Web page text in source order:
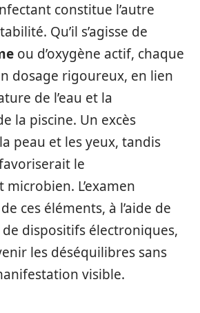
constitue l’autre
Qu’il s’agisse de
ou d’oxygène actif, chaque
dosage rigoureux, en lien
de l’eau et la
la piscine. Un excès
peau et les yeux, tandis
le
L’examen
ces éléments, à l’aide de
dispositifs électroniques,
les déséquilibres sans
visible.